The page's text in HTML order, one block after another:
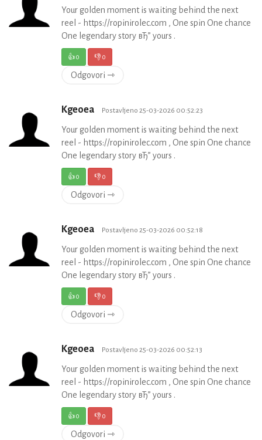
Your golden moment is waiting behind the next
reel - https://ropinirolec.com , One spin One chance
One legendary story вЂ” yours .
👍0 👎0
Odgovori ⇾
Kgeoea Postavljeno 25-03-2026 00:52:23
Your golden moment is waiting behind the next
reel - https://ropinirolec.com , One spin One chance
One legendary story вЂ” yours .
👍0 👎0
Odgovori ⇾
Kgeoea Postavljeno 25-03-2026 00:52:18
Your golden moment is waiting behind the next
reel - https://ropinirolec.com , One spin One chance
One legendary story вЂ” yours .
👍0 👎0
Odgovori ⇾
Kgeoea Postavljeno 25-03-2026 00:52:13
Your golden moment is waiting behind the next
reel - https://ropinirolec.com , One spin One chance
One legendary story вЂ” yours .
👍0 👎0
Odgovori ⇾